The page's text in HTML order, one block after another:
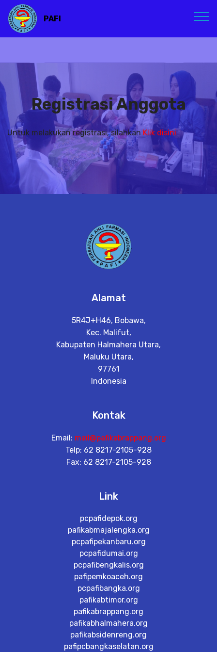
PAFI
Registrasi Anggota
Untuk melakukan registrasi, silahkan Klik disini
Alamat
5R4J+H46, Bobawa,
Kec. Malifut,
Kabupaten Halmahera Utara,
Maluku Utara,
97761
Indonesia
Kontak
Email: mail@pafikabrappang.org
Telp: 62 8217-2105-928
Fax: 62 8217-2105-928
Link
pcpafidepok.org
pafikabmajalengka.org
pcpafipekanbaru.org
pcpafidumai.org
pcpafibengkalis.org
pafipemkoaceh.org
pcpafibangka.org
pafikabtimor.org
pafikabrappang.org
pafikabhalmahera.org
pafikabsidenreng.org
pafipcbangkaselatan.org